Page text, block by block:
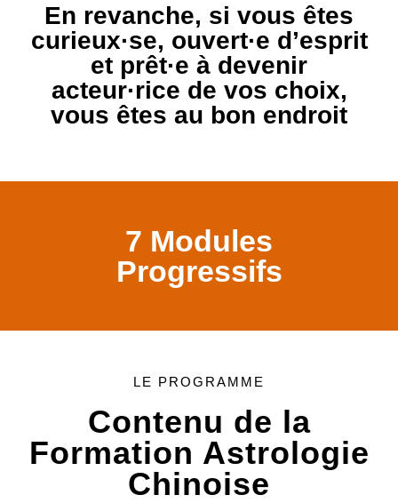
En revanche, si vous êtes
curieux·se, ouvert·e d’esprit
et prêt·e à devenir
acteur·rice de vos choix,
vous êtes au bon endroit
7 Modules
Progressifs
LE PROGRAMME
Contenu de la
Formation Astrologie
Chinoise